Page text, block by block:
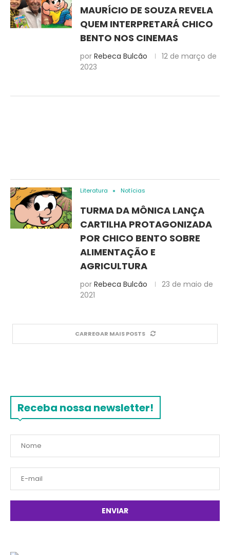
MAURÍCIO DE SOUZA REVELA
QUEM INTERPRETARÁ CHICO
BENTO NOS CINEMAS
por Rebeca Bulcão
12 de março de
2023
Literatura Notícias
TURMA DA MÔNICA LANÇA
CARTILHA PROTAGONIZADA
POR CHICO BENTO SOBRE
ALIMENTAÇÃO E
AGRICULTURA
por Rebeca Bulcão
23 de maio de
2021
CARREGAR MAIS POSTS
Receba nossa newsletter!